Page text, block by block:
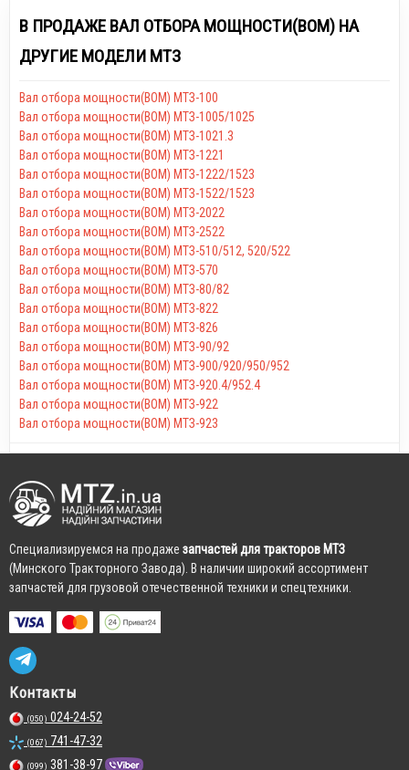
В ПРОДАЖЕ ВАЛ ОТБОРА МОЩНОСТИ(ВОМ) НА
ДРУГИЕ МОДЕЛИ МТЗ
Вал отбора мощности(ВОМ) МТЗ-100
Вал отбора мощности(ВОМ) МТЗ-1005/1025
Вал отбора мощности(ВОМ) МТЗ-1021.3
Вал отбора мощности(ВОМ) МТЗ-1221
Вал отбора мощности(ВОМ) МТЗ-1222/1523
Вал отбора мощности(ВОМ) МТЗ-1522/1523
Вал отбора мощности(ВОМ) МТЗ-2022
Вал отбора мощности(ВОМ) МТЗ-2522
Вал отбора мощности(ВОМ) МТЗ-510/512, 520/522
Вал отбора мощности(ВОМ) МТЗ-570
Вал отбора мощности(ВОМ) МТЗ-80/82
Вал отбора мощности(ВОМ) МТЗ-822
Вал отбора мощности(ВОМ) МТЗ-826
Вал отбора мощности(ВОМ) МТЗ-90/92
Вал отбора мощности(ВОМ) МТЗ-900/920/950/952
Вал отбора мощности(ВОМ) МТЗ-920.4/952.4
Вал отбора мощности(ВОМ) МТЗ-922
Вал отбора мощности(ВОМ) МТЗ-923
Cпециализируемся на продаже запчастей для тракторов МТЗ
(Минского Тракторного Завода). В наличии широкий ассортимент
запчастей для грузовой отечественной техники и спецтехники.
Контакты
(050) 024-24-52
(067) 741-47-32
(099) 381-38-97